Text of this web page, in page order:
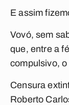
E assim
Vovó, sem
que, entre a
compulsivo,
Censura
Roberto